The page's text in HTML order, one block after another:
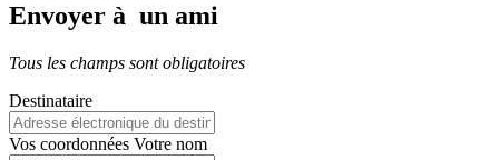
Envoyer à un ami
Tous les champs sont obligatoires
Destinataire
Vos coordonnées Votre nom